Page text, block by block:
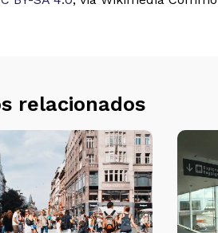
relacionados